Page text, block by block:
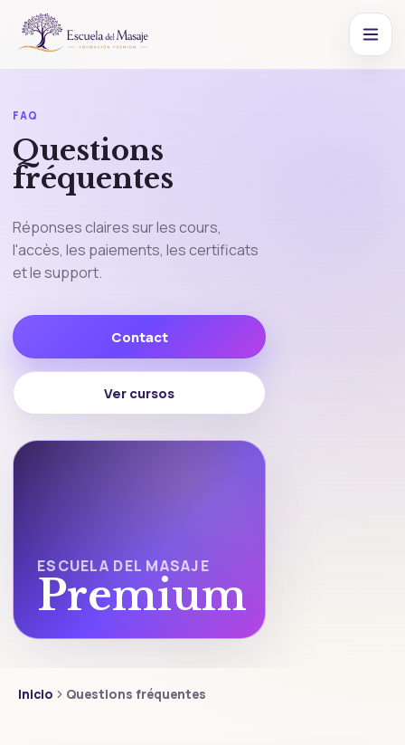
FAQ
Questions
fréquentes
Réponses claires sur les cours,
l'accès, les paiements, les certificats
et le support.
Contact
Ver cursos
ESCUELA DEL MASAJE
Premium
Inicio Questions fréquentes